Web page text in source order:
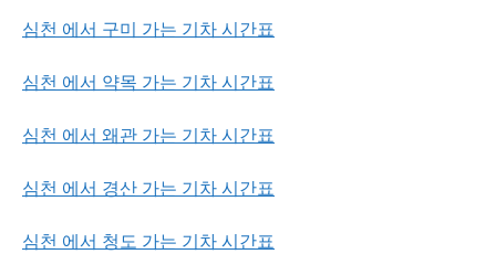
심천 에서 구미 가는 기차 시간표
심천 에서 약목 가는 기차 시간표
심천 에서 왜관 가는 기차 시간표
심천 에서 경산 가는 기차 시간표
심천 에서 청도 가는 기차 시간표